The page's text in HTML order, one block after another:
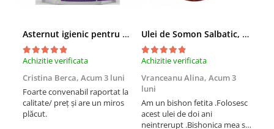
Asternut igienic pentru pisici Tofu Lavanda, Mon Petit 5 l
Achizitie verificata
Cristina Berca, Acum 3 luni
Foarte convenabil raportat la
calitate/ preț și are un miros
plăcut.
Ulei de Somon Salbatic, câini și pisici, piele si blană, BEST4PETS, 1l
Achizitie verificata
Vranceanu Alina, Acum 3
luni
Am un bishon fetita .Folosesc
acest ulei de doi ani
neintrerupt .Bishonica mea se